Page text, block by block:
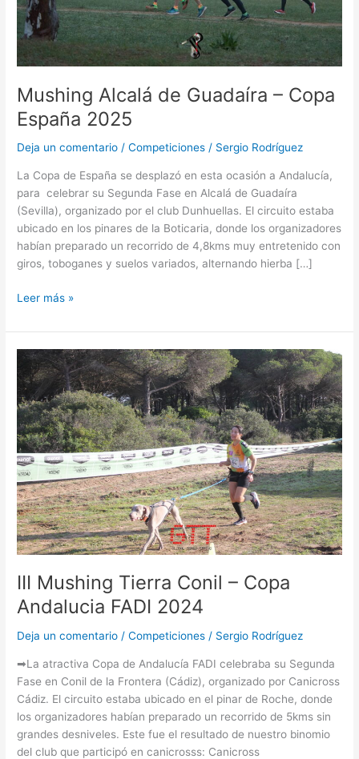
Mushing Alcalá de Guadaíra – Copa
España 2025
Deja un comentario /Competiciones / Sergio Rodríguez
La Copa de España se desplazó en esta ocasión a Andalucía,
para celebrar su Segunda Fase en Alcalá de Guadaíra
(Sevilla), organizado por el club Dunhuellas. El circuito estaba
ubicado en los pinares de la Boticaria, donde los organizadores
habían preparado un recorrido de 4,8kms muy entretenido con
giros, toboganes y suelos variados, alternando hierba […]
2025
Leer más »
III Mushing Tierra Conil – Copa
Andalucia FADI 2024
Deja un comentario /Competiciones / Sergio Rodríguez
➡La atractiva Copa de Andalucía FADI celebraba su Segunda
Fase en Conil de la Frontera (Cádiz), organizado por Canicross
Cádiz. El circuito estaba ubicado en el pinar de Roche, donde
los organizadores habían preparado un recorrido de 5kms sin
grandes desniveles. Este fue el resultado de nuestro binomio
del club que participó en canicrosss: Canicross
III
Mushing
Tierra
Conil
–
Copa
Andalucia
FADI
2024